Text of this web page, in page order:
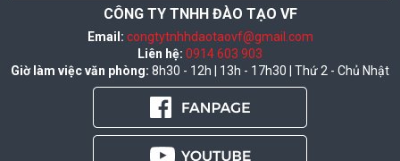
CÔNG TY TNHH ĐÀO TẠO VF
Email: congtytnhhdaotaovf@gmail.com
Liên hệ: 0914 603 903
Giờ làm việc văn phòng: 8h30 - 12h | 13h - 17h30 | Thứ 2 - Chủ Nhật